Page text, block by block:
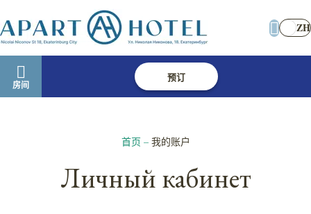
ZH
房间
预订
首页 – 我的账户
Личный кабинет